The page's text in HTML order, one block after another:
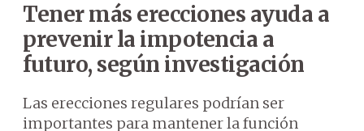
Tener más erecciones ayuda a
prevenir la impotencia a
futuro, según investigación
Las erecciones regulares podrían ser
importantes para mantener la función